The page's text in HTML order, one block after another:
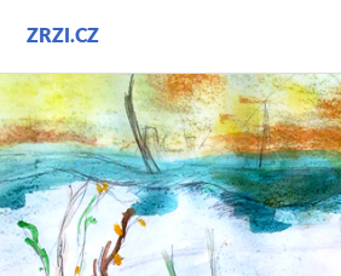
obsahu
webu
ZRZI.CZ